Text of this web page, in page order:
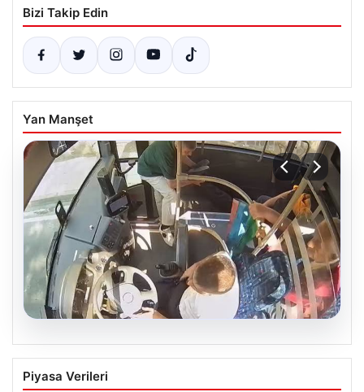
Bizi Takip Edin
Yan Manşet
Otobüste Rahatsızlanan Yolcu Şoförün
Hızlı Müdahalesi ile Hastaneye
Piyasa Verileri